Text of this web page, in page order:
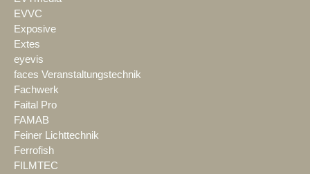
EVVC
Exposive
Extes
eyevis
faces Veranstaltungstechnik
Fachwerk
Faital Pro
FAMAB
Feiner Lichttechnik
Ferrofish
FILMTEC